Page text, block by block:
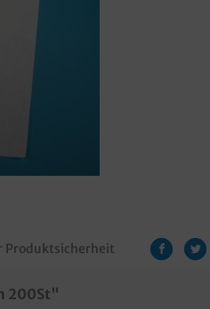
Produktsicherheit
200St"